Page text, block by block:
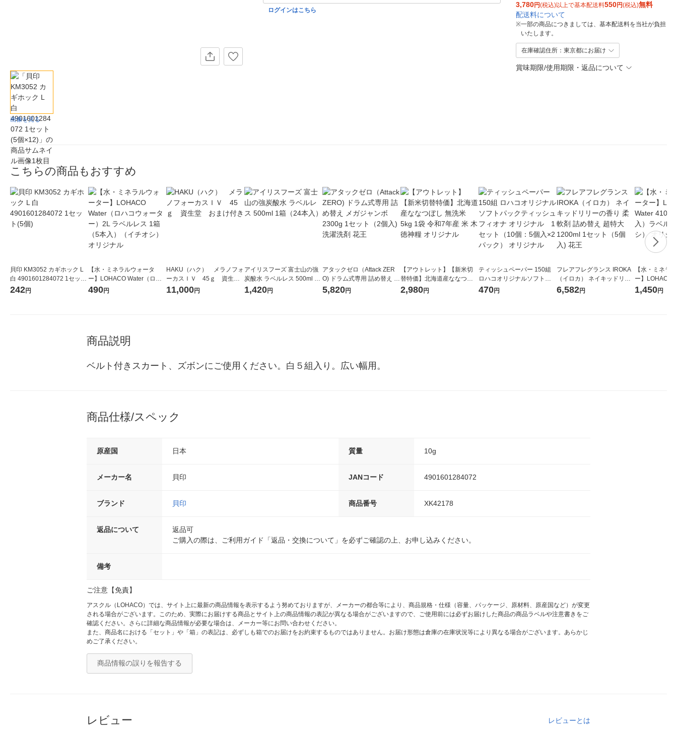
画像を見る
ログインはこちら
3,780円(税込)以上で基本配送料550円(税込)無料
配送料について
※一部の商品につきましては、基本配送料を当社が負担
いたします。
在庫確認住所：東京都にお届け
賞味期限/使用期限・返品について
こちらの商品もおすすめ
貝印 KM3052 カギホック L
白 4901601284072 1セット
(5個)
242円
【水・ミネラルウォータ
ー】LOHACO Water（ロハ
コウォーター）2L ラベルレ
490円
HAKU（ハク） メラノフォ
ーカスＩＶ 45ｇ 資生
堂 おまけ付き
11,000円
アイリスフーズ 富士山の強
炭酸水 ラベルレス 500ml 1
箱（24本入）
1,420円
アタックゼロ（Attack ZER
O) ドラム式専用 詰め替え メ
ガジャンボ 2300g 1セット
5,820円
【アウトレット】【新米切
替特価】北海道産ななつぼ
し 無洗米 5kg 1袋 令和7年産
2,980円
ティッシュペーパー 150組
ロハコオリジナルソフトパ
ックティッシュ フィオナ オ
470円
フレアフレグランス IROKA
（イロカ） ネイキッドリリ
ーの香り 柔軟剤 詰め替え 超
6,582円
【水・ミネラ
ー】LOHACO
1箱（20本入
1,450円
商品説明
ベルト付きスカート、ズボンにご使用ください。白５組入り。広い幅用。
商品仕様/スペック
原産国 日本 質量 10g
メーカー名 貝印 JANコード 4901601284072
ブランド 貝印 商品番号 XK42178
返品について
返品可
ご購入の際は、ご利用ガイド「返品・交換について」を必ずご確認の上、お申し込みください。
備考
ご注意【免責】
アスクル（LOHACO）では、サイト上に最新の商品情報を表示するよう努めておりますが、メーカーの都合等により、商品規格・仕様（容量、パッケージ、原材料、原産国など）が変更
される場合がございます。このため、実際にお届けする商品とサイト上の商品情報の表記が異なる場合がございますので、ご使用前には必ずお届けした商品の商品ラベルや注意書きをご
確認ください。さらに詳細な商品情報が必要な場合は、メーカー等にお問い合わせください。
また、商品名における「セット」や「箱」の表記は、必ずしも箱でのお届けをお約束するものではありません。お届け形態は倉庫の在庫状況等により異なる場合がございます。あらかじ
めご了承ください。
商品情報の誤りを報告する
レビュー レビューとは